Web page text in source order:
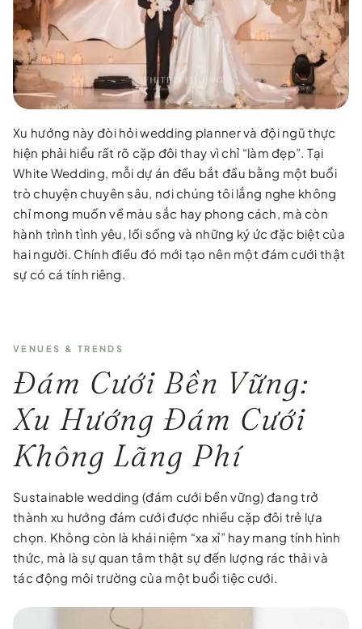
Xu hướng này đòi hỏi wedding planner và đội ngũ thực
hiện phải hiểu rất rõ cặp đôi thay vì chỉ “làm đẹp”. Tại
White Wedding, mỗi dự án đều bắt đầu bằng một buổi
trò chuyện chuyên sâu, nơi chúng tôi lắng nghe không
chỉ mong muốn về màu sắc hay phong cách, mà còn
hành trình tình yêu, lối sống và những ký ức đặc biệt của
hai người. Chính điều đó mới tạo nên một đám cưới thật
sự có cá tính riêng.
VENUES & TRENDS
Đám Cưới Bền Vững:
Xu Hướng Đám Cưới
Không Lãng Phí
Sustainable wedding (đám cưới bền vững) đang trở
thành xu hướng đám cưới được nhiều cặp đôi trẻ lựa
chọn. Không còn là khái niệm “xa xỉ” hay mang tính hình
thức, mà là sự quan tâm thật sự đến lượng rác thải và
tác động môi trường của một buổi tiệc cưới.